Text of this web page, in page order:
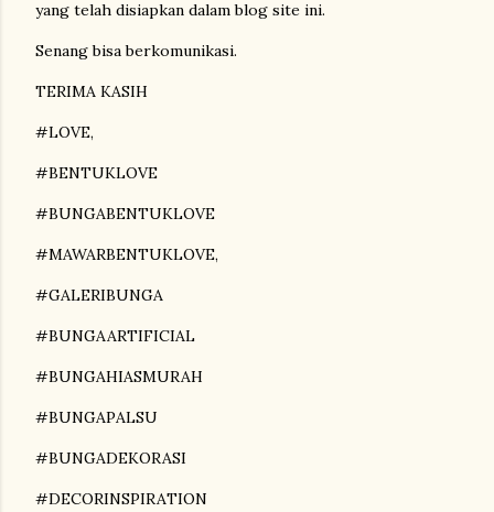
yang telah disiapkan dalam blog site ini.
Senang bisa berkomunikasi.
TERIMA KASIH
#LOVE,
#BENTUKLOVE
#BUNGABENTUKLOVE
#MAWARBENTUKLOVE,
#GALERIBUNGA
#BUNGAARTIFICIAL
#BUNGAHIASMURAH
#BUNGAPALSU
#BUNGADEKORASI
#DECORINSPIRATION